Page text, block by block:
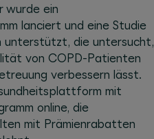
wurde ein
lanciert und eine Studie
unterstützt, die untersucht,
von COPD-Patienten
verbessern lässt.
mit
online, die
mit Prämienrabatten